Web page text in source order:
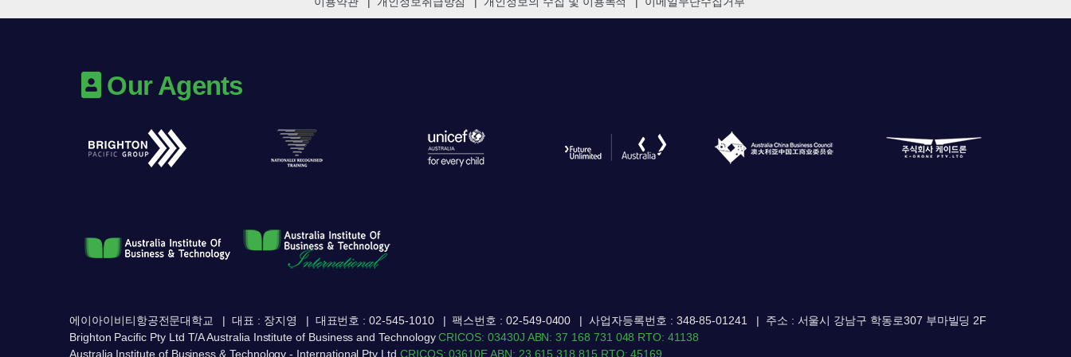
Our Agents
에이아이비티항공전문대학교 대표 : 장지영 대표번호 : 02-545-1010 팩스번호 : 02-549-0400 사업자등록번호 : 348-85-01241
주소 : 서울시 강남구 학동로307 부마빌딩 2F
Brighton Pacific Pty Ltd T/A Australia Institute of Business and TechnologyCRICOS: 03430J ABN: 37 168 731 048 RTO: 41138
Australia Institute of Business & Technology - International Pty Ltd CRICOS: 03610EABN: 23 615 318 815 RTO: 45169